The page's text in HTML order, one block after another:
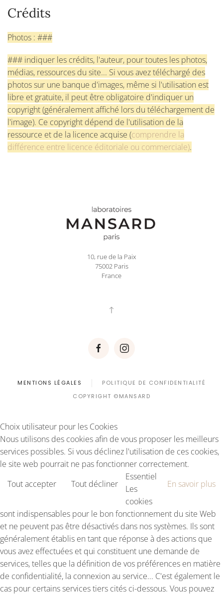
Crédits
Photos : ###
### indiquer les crédits, l'auteur, pour toutes les photos,
médias, ressources du site... Si vous avez téléchargé des
photos sur une banque d'images, même si l'utilisation est
libre et gratuite, il peut être obligatoire d'indiquer un
copyright (généralement affiché lors du téléchargement de
l'image). Ce copyright dépend de l'utilisation de la
ressource et de la licence acquise (comprendre la
différence entre licence éditoriale ou commerciale).
10, rue de la Paix
75002 Paris
France
MENTIONS LÉGALES
POLITIQUE DE CONFIDENTIALITÉ
COPYRIGHT ©MANSARD
Choix utilisateur pour les Cookies
Nous utilisons des cookies afin de vous proposer les meilleurs
services possibles. Si vous déclinez l'utilisation de ces cookies,
le site web pourrait ne pas fonctionner correctement.
Tout accepter
Tout décliner En savoir plus
Essentiel
Les
cookies
sont indispensables pour le bon fonctionnement du site Web
et ne peuvent pas être désactivés dans nos systèmes. Ils sont
généralement établis en tant que réponse à des actions que
vous avez effectuées et qui constituent une demande de
services, telles que la définition de vos préférences en matière
de confidentialité, la connexion au service... C'est également le
cas pour certains services tiers cités ci-dessous. Vous pouvez